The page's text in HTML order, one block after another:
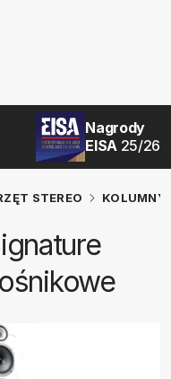
Nagrody
EISA 25/26
STEREO KOLUMNY